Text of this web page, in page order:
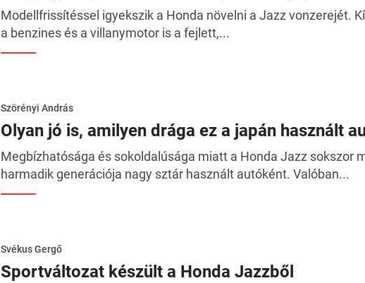
Modellfrissítéssel igyekszik a Honda növelni a Jazz vonzerejét.
a benzines és a villanymotor is a fejlett,...
Szörényi András
Olyan jó is, amilyen drága ez a japán használt
Megbízhatósága és sokoldalúsága miatt a Honda Jazz sokszor
harmadik generációja nagy sztár használt autóként. Valóban...
Svékus Gergő
Sportváltozat készült a Honda Jazzből